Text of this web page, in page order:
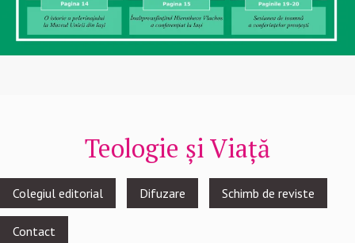
Teologie și Viață
Footer
menu
Colegiul editorial Difuzare Schimb de reviste
Contact